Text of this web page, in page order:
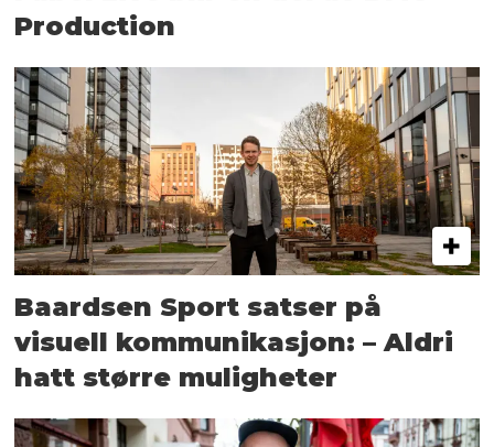
Production
Baardsen Sport satser på
visuell kommunikasjon: – Aldri
hatt større muligheter